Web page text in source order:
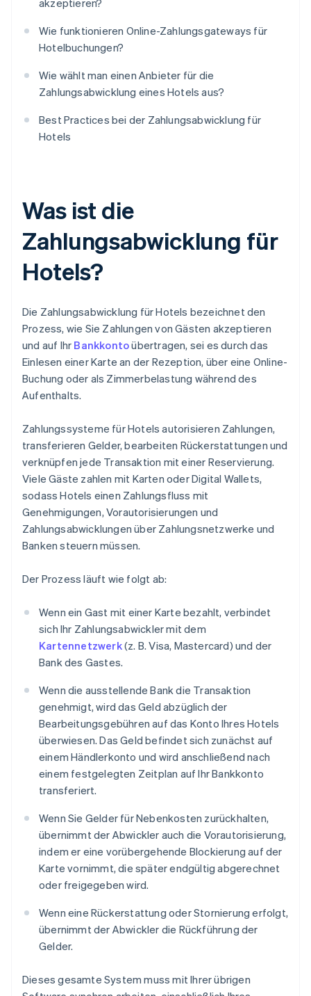
akzeptieren?
Wie funktionieren Online-Zahlungsgateways für
Hotelbuchungen?
Wie wählt man einen Anbieter für die
Zahlungsabwicklung eines Hotels aus?
Best Practices bei der Zahlungsabwicklung für
Hotels
Was ist die
Zahlungsabwicklung für
Hotels?
Die Zahlungsabwicklung für Hotels bezeichnet den
Prozess, wie Sie Zahlungen von Gästen akzeptieren
und auf Ihr Bankkontoübertragen, sei es durch das
Einlesen einer Karte an der Rezeption, über eine Online-
Buchung oder als Zimmerbelastung während des
Aufenthalts.
Zahlungssysteme für Hotels autorisieren Zahlungen,
transferieren Gelder, bearbeiten Rückerstattungen und
verknüpfen jede Transaktion mit einer Reservierung.
Viele Gäste zahlen mit Karten oder Digital Wallets,
sodass Hotels einen Zahlungsfluss mit
Genehmigungen, Vorautorisierungen und
Zahlungsabwicklungen über Zahlungsnetzwerke und
Banken steuern müssen.
Der Prozess läuft wie folgt ab:
Wenn ein Gast mit einer Karte bezahlt, verbindet
sich Ihr Zahlungsabwickler mit dem
Kartennetzwerk(z. B. Visa, Mastercard) und der
Bank des Gastes.
Wenn die ausstellende Bank die Transaktion
genehmigt, wird das Geld abzüglich der
Bearbeitungsgebühren auf das Konto Ihres Hotels
überwiesen. Das Geld befindet sich zunächst auf
einem Händlerkonto und wird anschließend nach
einem festgelegten Zeitplan auf Ihr Bankkonto
transferiert.
Wenn Sie Gelder für Nebenkosten zurückhalten,
übernimmt der Abwickler auch die Vorautorisierung,
indem er eine vorübergehende Blockierung auf der
Karte vornimmt, die später endgültig abgerechnet
oder freigegeben wird.
Wenn eine Rückerstattung oder Stornierung erfolgt,
übernimmt der Abwickler die Rückführung der
Gelder.
Dieses gesamte System muss mit Ihrer übrigen